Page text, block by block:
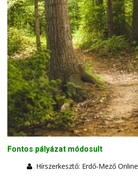
Fontos pályázat módosult
Hírszerkesztő: Erdő-Mező Online